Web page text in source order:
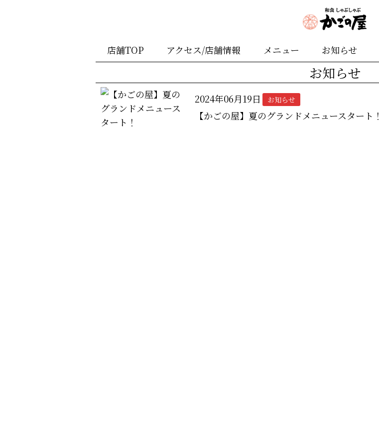
店舗TOP アクセス/店舗情報 メニュー お知らせ
お知らせ
2024年06月19日 お知らせ
【かごの屋】夏のグランドメニュースタート！